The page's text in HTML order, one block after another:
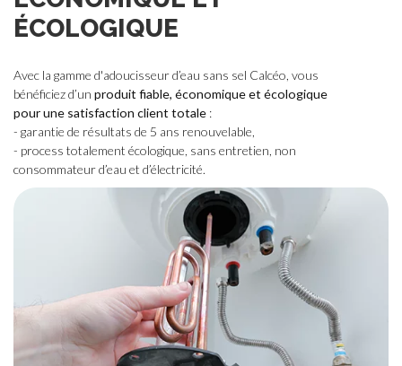
ÉCOLOGIQUE
Avec la gamme d'adoucisseur d’eau sans sel Calcéo, vous
bénéficiez d’un produit fiable, économique et écologique
pour une satisfaction client totale :
- garantie de résultats de 5 ans renouvelable,
- process totalement écologique, sans entretien, non
consommateur d’eau et d’électricité.